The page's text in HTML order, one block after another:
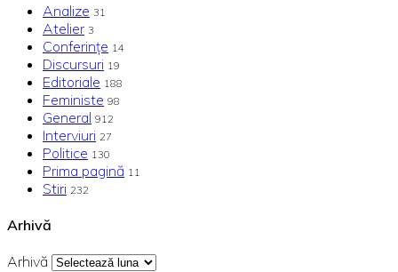
Analize 31
Atelier 3
Conferințe 14
Discursuri 19
Editoriale 188
Feministe 98
General 912
Interviuri 27
Politice 130
Prima pagină 11
Stiri 232
Arhivă
Arhivă